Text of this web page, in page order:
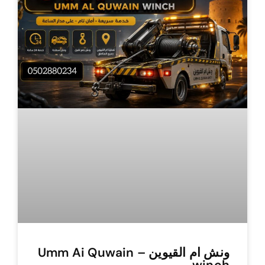
ونش ام القيوين – Umm Ai Quwain